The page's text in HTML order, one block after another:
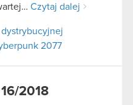
Czytaj dalej
2077
2018